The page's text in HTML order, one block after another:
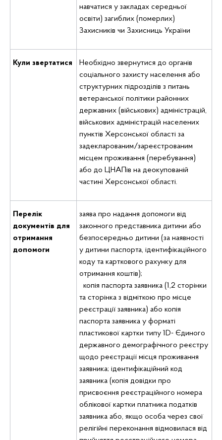
навчатися у закладах середньої
освіти) загиблих (померлих)
Захисників чи Захисниць України
Кули звертатися
Необхідно звернутися до органів
соціального захисту населення або
структурних підрозділів з питань
ветеранської політики районних
державних (військових) адміністрацій,
військових адміністрацій населених
пунктів Херсонської області за
задекларованим/зареєстрованим
місцем проживання (перебування)
або до ЦНАПів на деокупованій
частині Херсонської області.
Перелік
документів для
отримання
допомоги
заява про надання допомоги від
законного представника дитини або
безпосередньо дитини (за наявності
у дитини паспорта, ідентифікаційного
коду та карткового рахунку для
отримання коштів);
копія паспорта заявника (1,2 сторінки
та сторінка з відміткою про місце
реєстрації заявника) або копія
паспорта заявника у форматі
пластикової картки типу 1D- Єдиного
державного демографічного реєстру
щодо реєстрації місця проживання
заявника; ідентифікаційний код
заявника (копія довідки про
присвоєння реєстраційного номера
облікової картки платника податків
заявника або, якщо особа через свої
релігійні переконання відмовилася від